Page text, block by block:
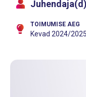
Juhendaja(d)
TOIMUMISE AEG
Kevad 2024/2025